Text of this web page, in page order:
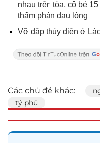
nhau trên tòa, cô bé
thẩm phán đau lòng
Vỡ đập thủy điện ở
Các chủ đề khác:
tỷ phú